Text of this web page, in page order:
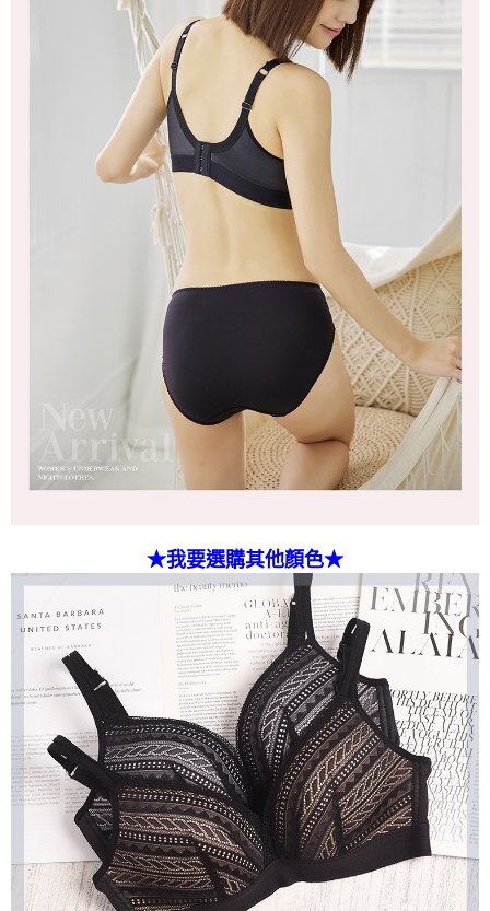
★我要選購其他顏色★